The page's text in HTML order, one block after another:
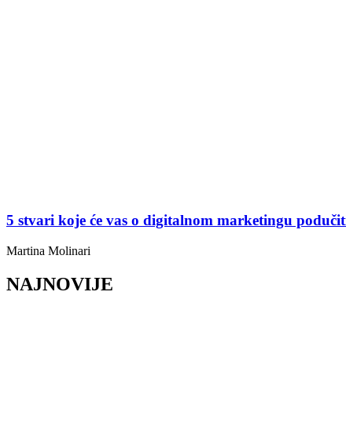
5 stvari koje će vas o digitalnom marketingu
Martina Molinari
NAJNOVIJE